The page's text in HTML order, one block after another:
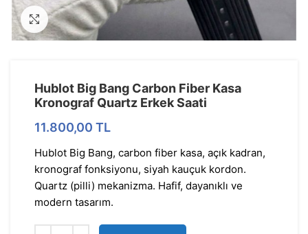
Görseli Büyütün
Hublot Big Bang Carbon Fiber Kasa
Kronograf Quartz Erkek Saati
11.800,00 TL
Hublot Big Bang, carbon fiber kasa, açık kadran,
kronograf fonksiyonu, siyah kauçuk kordon.
Quartz (pilli) mekanizma. Hafif, dayanıklı ve
modern tasarım.